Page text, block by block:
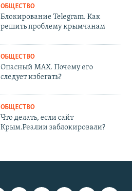
ОБЩЕСТВО
Блокирование Telegram. Как
решить проблему крымчанам
ОБЩЕСТВО
Опасный MAX. Почему его
следует избегать?
ОБЩЕСТВО
Что делать, если сайт
Крым.Реалии заблокировали?